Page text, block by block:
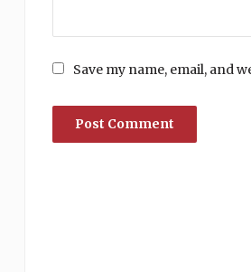
Save my name, email, and